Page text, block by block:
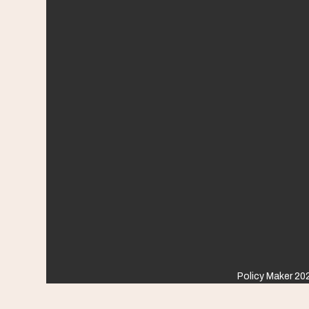
Policy Maker